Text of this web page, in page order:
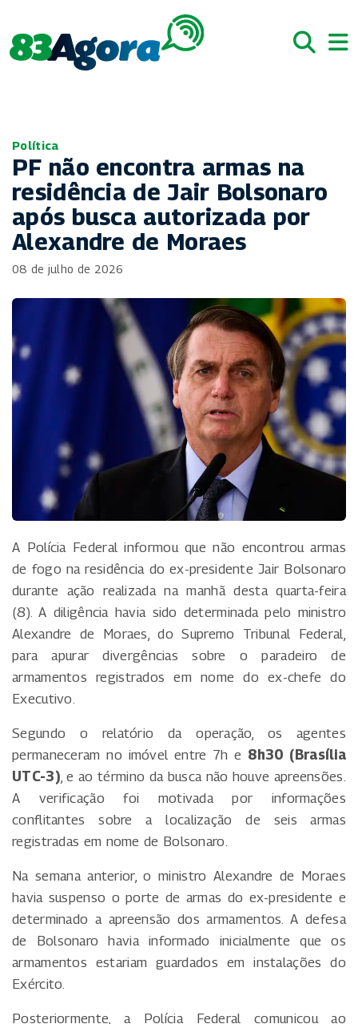
Política
PF não encontra armas na
residência de Jair Bolsonaro
após busca autorizada por
Alexandre de Moraes
08 de julho de 2026
A Polícia Federal informou que não encontrou armas
de fogo na residência do ex-presidente Jair Bolsonaro
durante ação realizada na manhã desta quarta-feira
(8). A diligência havia sido determinada pelo ministro
Alexandre de Moraes, do Supremo Tribunal Federal,
para apurar divergências sobre o paradeiro de
armamentos registrados em nome do ex-chefe do
Executivo.
Segundo o relatório da operação, os agentes
permaneceram no imóvel entre 7h e 8h30 (Brasília
UTC-3) , e ao término da busca não houve apreensões.
A verificação foi motivada por informações
conflitantes sobre a localização de seis armas
registradas em nome de Bolsonaro.
Na semana anterior, o ministro Alexandre de Moraes
havia suspenso o porte de armas do ex-presidente e
determinado a apreensão dos armamentos. A defesa
de Bolsonaro havia informado inicialmente que os
armamentos estariam guardados em instalações do
Exército.
Posteriormente, a Polícia Federal comunicou ao